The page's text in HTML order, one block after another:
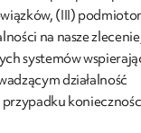
(III)
na nasze
systemów
działalność